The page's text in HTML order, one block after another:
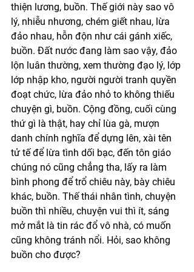
thiện lương, buồn. Thế giới này sao vô
lý, nhiễu nhương, chém giết nhau, lừa
đảo nhau, hỗn độn như cái gánh xiếc,
buồn. Đất nước đang làm sao vậy, đảo
lộn luân thường, xem thường đạo lý, lớp
lớp nhập kho, người người tranh quyền
đoạt chức, lừa đảo nhỏ to không thiếu
chuyện gì, buồn. Cộng đồng, cuối cùng
thứ gì là thật, hay chỉ lùa gà, mượn
danh chính nghĩa để dựng lên, xài tên
tử tế để lừa tình dối bạc, đến tôn giáo
chúng nó cũng chẳng tha, lấy ra làm
bình phong để trổ chiêu này, bày chiêu
khác, buồn. Thế thái nhân tình, chuyện
buồn thì nhiều, chuyện vui thì ít, sáng
mở mắt là tin rác đổ vô nhà, có muốn
cũng không tránh nổi. Hỏi, sao không
buồn cho được?